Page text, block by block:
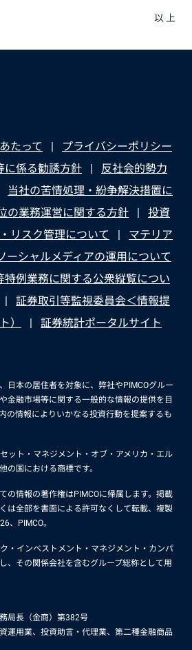
以 上
たって
プライバシーポリシー
に係る勧誘方針
反社会的勢力
当社の苦情処理・紛争解決措置に
の業務運営に関する方針
投資
リスク管理について
マテリア
ーシャルメディアの運用について
特例業務に関する公衆縦覧につい
証券取引等監視委員会＜情報提
）
証券統計ポータルサイト
日本の居住者を対象に、弊社やPIMCOグルー
金融市場等に関する一般的な情報の提供を目
の情報によりいかなる投資行動を提案するも
ット・マネジメント・オブ・アメリカ・エル
の国における商標です。
の情報の著作権はPIMCOに帰属します。掲載
は全部を書面による許可なくして転載、複製
、PIMCO。
ク・インベストメント・マネジメント・カンパ
、その関係会社を含むグループ総称として用
局長（金商）第382号
運用業、投資助言・代理業、第二種金融商品